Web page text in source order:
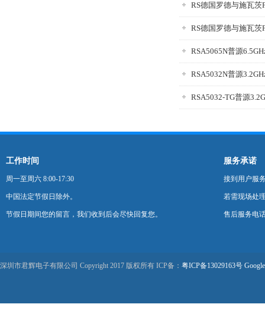
RS德国罗德与施瓦茨
RS德国罗德与施瓦茨
RSA5065N普源
RSA5032N普源
RSA5032-TG普源
工作时间
周一至周六 8:00-17:30
中国法定节假日除外。
节假日期间您的留言，我们收到后会尽快回复您。
服务承诺
接到用户服
若需现场处
售后服务电
深圳市君辉电子有限公司 Copyright 2017 版权所有 ICP备： 粤ICP备13029163号